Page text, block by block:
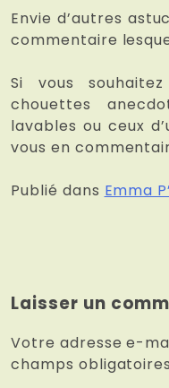
Envie d’autres
commentaire
Si vous
chouettes
lavables ou ceux
vous en
Publié dans Emma
Laisser un
Votre adresse e-
champs